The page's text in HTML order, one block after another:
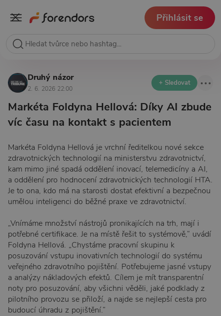
Přihlásit se
Druhý názor
2. 6. 2026 22:00
+ Sledovat
Markéta Foldyna Hellová: Díky AI zbude
víc času na kontakt s pacientem
Markéta Foldyna Hellová je vrchní ředitelkou nové sekce
zdravotnických technologií na ministerstvu zdravotnictví,
kam mimo jiné spadá oddělení inovací, telemedicíny a AI,
a oddělení pro hodnocení zdravotnických technologií HTA.
Je to ona, kdo má na starosti dostat efektivní a bezpečnou
umělou inteligenci do běžné praxe ve zdravotnictví.
„Vnímáme množství nástrojů pronikajících na trh, mají i
potřebné certifikace. Je na místě řešit to systémově,“ uvádí
Foldyna Hellová. „Chystáme pracovní skupinu k
posuzování vstupu inovativních technologií do systému
veřejného zdravotního pojištění. Potřebujeme jasné vstupy
a analýzy nákladových efektů. Cílem je mít transparentní
noty pro posuzování, aby všichni věděli, jaké podklady z
pilotního provozu se přiloží, a najde se nejlepší cesta pro
budoucí úhradu z pojištění.“